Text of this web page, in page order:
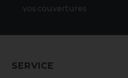
vos couvertures
SERVICE